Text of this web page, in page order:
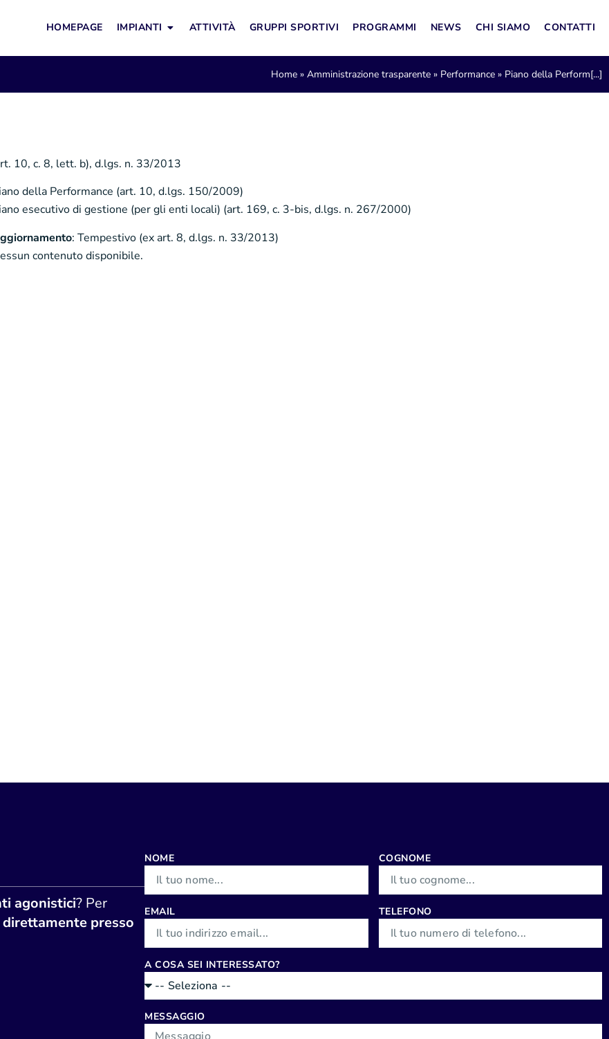
HOMEPAGE IMPIANTI ATTIVITÀ GRUPPI SPORTIVI PROGRAMMI NEWS CHI SIAMO CONTATTI
Home » Amministrazione trasparente » Performance » Piano della Perform[...]
10, c. 8, lett. b), d.lgs. n. 33/2013
della Performance (art. 10, d.lgs. 150/2009)
esecutivo di gestione (per gli enti locali) (art. 169, c. 3-bis, d.lgs. n. 267/2000)
: Tempestivo (ex art. 8, d.lgs. n. 33/2013)
contenuto disponibile.
agonistici? Per
presso
NOME COGNOME
EMAIL TELEFONO
A COSA SEI INTERESSATO?
MESSAGGIO